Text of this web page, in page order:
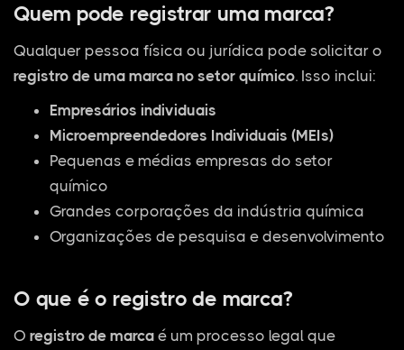
Quem pode registrar uma marca?
Qualquer pessoa física ou jurídica pode solicitar o
registro de uma marca no setor químico. Isso inclui:
Empresários individuais
Microempreendedores Individuais (MEIs)
Pequenas e médias empresas do setor
químico
Grandes corporações da indústria química
Organizações de pesquisa e desenvolvimento
O que é o registro de marca?
O registro de marca é um processo legal que